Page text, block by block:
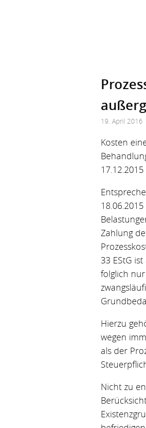
19. April 2016
Kosten
Zahlung
33 EStG
folglich
Hierzu
wegen
als der
Nicht zu